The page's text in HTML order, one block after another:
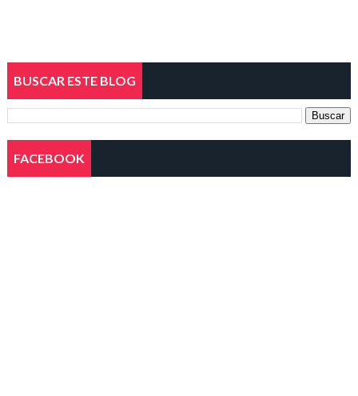
BUSCAR ESTE BLOG
FACEBOOK